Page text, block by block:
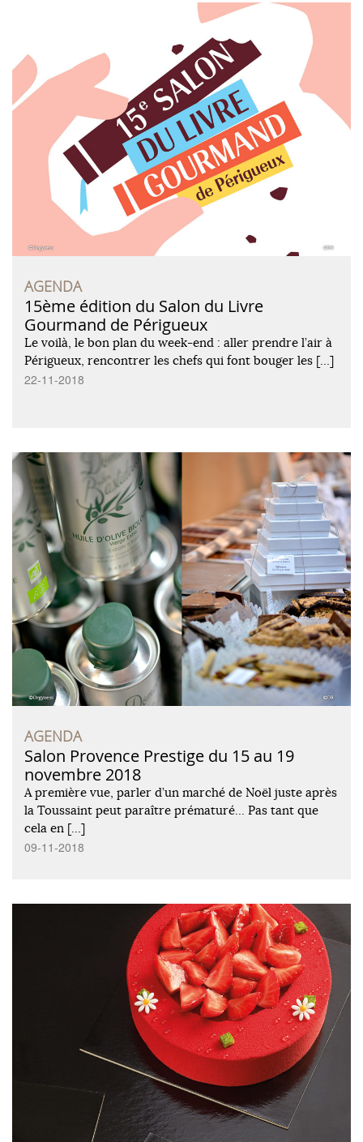
AGENDA
15ème édition du Salon du Livre
Gourmand de Périgueux
Le voilà, le bon plan du week-end : aller prendre l’air à
Périgueux, rencontrer les chefs qui font bouger les […]
22-11-2018
AGENDA
Salon Provence Prestige du 15 au 19
novembre 2018
A première vue, parler d’un marché de Noël juste après
la Toussaint peut paraître prématuré… Pas tant que
cela en […]
09-11-2018